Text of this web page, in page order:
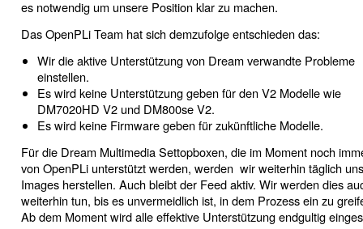
es notwendig um unsere Position klar zu machen.
Das OpenPLi Team hat sich demzufolge entschieden das:
Wir die aktive Unterstützung von Dream verwandte Probleme
einstellen.
Es wird keine Unterstützung geben für den V2 Modelle wie
DM7020HD V2 und DM800se V2.
Es wird keine Firmware geben für zukünftliche Modelle.
Für die Dream Multimedia Settopboxen, die im Moment noch
von OpenPLi unterstützt werden, werden wir weiterhin täglich
Images herstellen. Auch bleibt der Feed aktiv. Wir werden dies
weiterhin tun, bis es unvermeidlich ist, in dem Prozess ein zu
Ab dem Moment wird alle effektive Unterstützung endgultig